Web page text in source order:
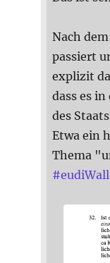
Nach dem
passiert
explizit
dass es
des
Etwa ein
Thema
#